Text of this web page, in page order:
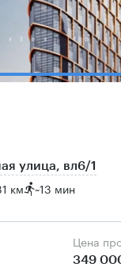
улица, вл6/1
км ~13 мин
Цена
349